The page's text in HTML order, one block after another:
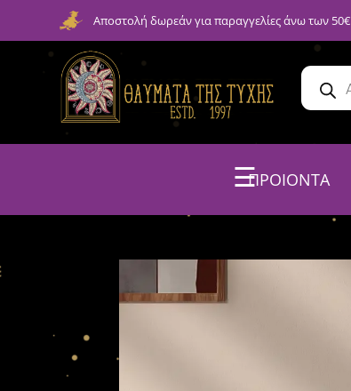
Αποστολή δωρεάν για παραγγελίες άνω των 50€
☰ΠΡΟΙΟΝΤΑ